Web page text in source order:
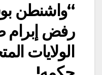
“واشنطن
رفض إبرام
الولايات